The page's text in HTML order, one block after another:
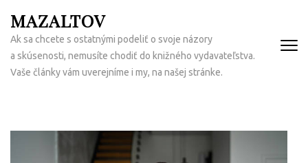
na
obsah
(Enter)
MAZALTOV
Ak sa chcete s ostatnými podeliť o svoje názory
a skúsenosti, nemusíte chodiť do knižného vydavateľstva.
Vaše články vám uverejníme i my, na našej stránke.